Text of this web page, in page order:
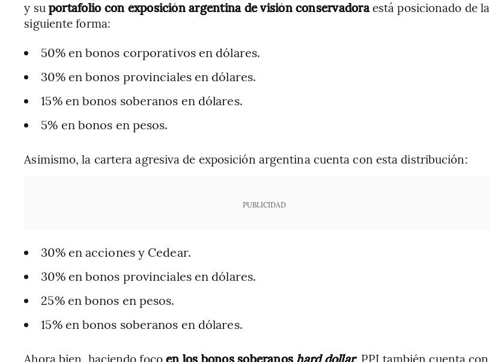
y su portafolio con exposición argentina de visión conservadoraestá posicionado de la
siguiente forma:
50% en bonos corporativos en dólares.
30% en bonos provinciales en dólares.
15% en bonos soberanos en dólares.
5% en bonos en pesos.
Asimismo, la cartera agresiva de exposición argentina cuenta con esta distribución:
PUBLICIDAD
30% en acciones y Cedear.
30% en bonos provinciales en dólares.
25% en bonos en pesos.
15% en bonos soberanos en dólares.
Ahora bien, haciendo focoen los bonos soberanoshard dollar, PPI también cuenta con